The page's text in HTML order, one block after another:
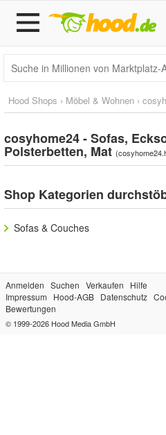
Hood Shops › Möbel & Wohnen ›
cosyhome24 - Sofas,
Polsterbetten, Mat (
Shop Kategorien
Sofas & Couches
Anmelden Suchen Verkaufen
Hilfe
Impressum
Hood-AGB Datenschutz
Bewertungen
© 1999-2026 Hood Media GmbH